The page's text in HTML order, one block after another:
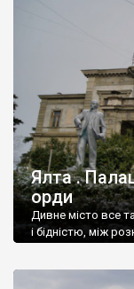
Ялта .
орди
Дивне місто все
і бідністю, між